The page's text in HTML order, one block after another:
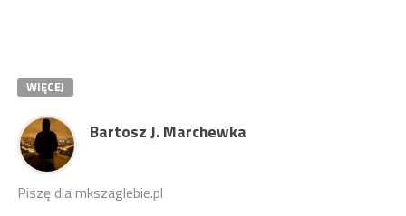
WIĘCEJ
Bartosz J. Marchewka
Piszę dla mkszaglebie.pl